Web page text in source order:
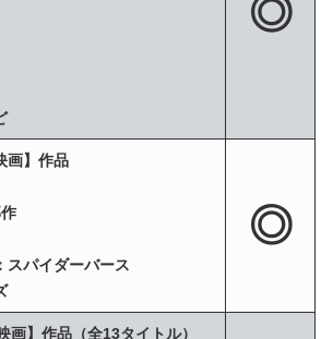
◎
画】作品
スパイダーバース
◎
画】作品（全13タイトル）